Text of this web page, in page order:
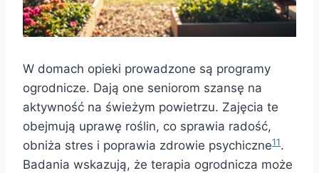
W domach opieki prowadzone są programy
ogrodnicze. Dają one seniorom szansę na
aktywność na świeżym powietrzu. Zajęcia te
obejmują uprawę roślin, co sprawia radość,
obniża stres i poprawia zdrowie psychiczne11.
Badania wskazują, że terapia ogrodnicza może